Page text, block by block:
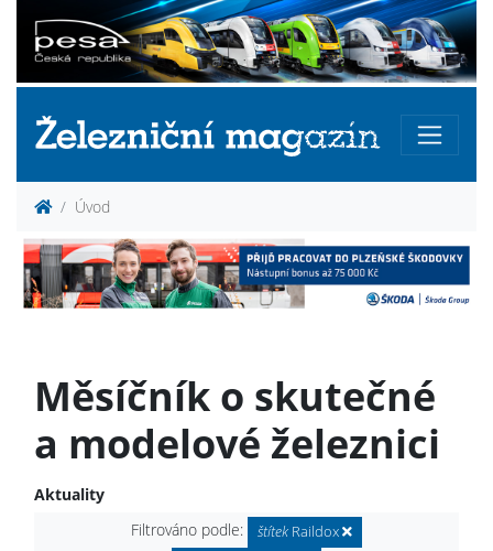
Úvod
Měsíčník o skutečné
a modelové železnici
Aktuality
Filtrováno podle:
štítek Raildox